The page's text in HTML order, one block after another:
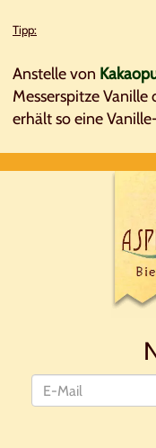
Tipp:
Anstelle von
Messerspitze
erhält so eine